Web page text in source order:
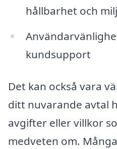
hållbarhet och
kundsupport
Det kan också vara
ditt nuvarande avtal
avgifter eller villkor
medveten om.